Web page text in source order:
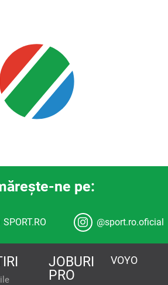
ne pe:
SPORT.RO @sport.ro.oficial
JOBURI
PRO
VOYO